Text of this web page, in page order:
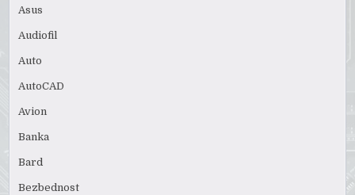
Asus
Audiofil
Auto
AutoCAD
Avion
Banka
Bard
Bezbednost